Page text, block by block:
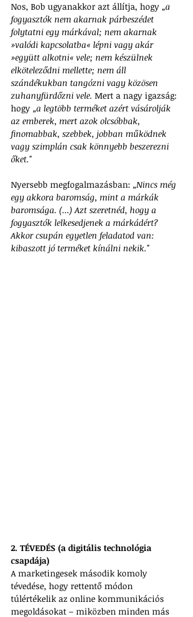
Nos, Bob ugyanakkor azt állítja, hogy „a
fogyasztók nem akarnak párbeszédet
folytatni egy márkával; nem akarnak
»valódi kapcsolatba« lépni vagy akár
»együtt alkotni« vele; nem készülnek
elköteleződni mellette; nem áll
szándékukban tangózni vagy közösen
zuhanyfürdőzni vele. Mert a nagy igazság:
hogy „a legtöbb terméket azért vásárolják
az emberek, mert azok olcsóbbak,
finomabbak, szebbek, jobban működnek
vagy szimplán csak könnyebb beszerezni
őket."
Nyersebb megfogalmazásban: „Nincs még
egy akkora baromság, mint a márkák
baromsága. (...) Azt szeretnéd, hogy a
fogyasztók lelkesedjenek a márkádért?
Akkor csupán egyetlen feladatod van:
kibaszott jó terméket kínálni nekik."
2. TÉVEDÉS (a digitális technológia
csapdája)
A marketingesek második komoly
tévedése, hogy rettentő módon
túlértékelik az online kommunikációs
megoldásokat – miközben minden más